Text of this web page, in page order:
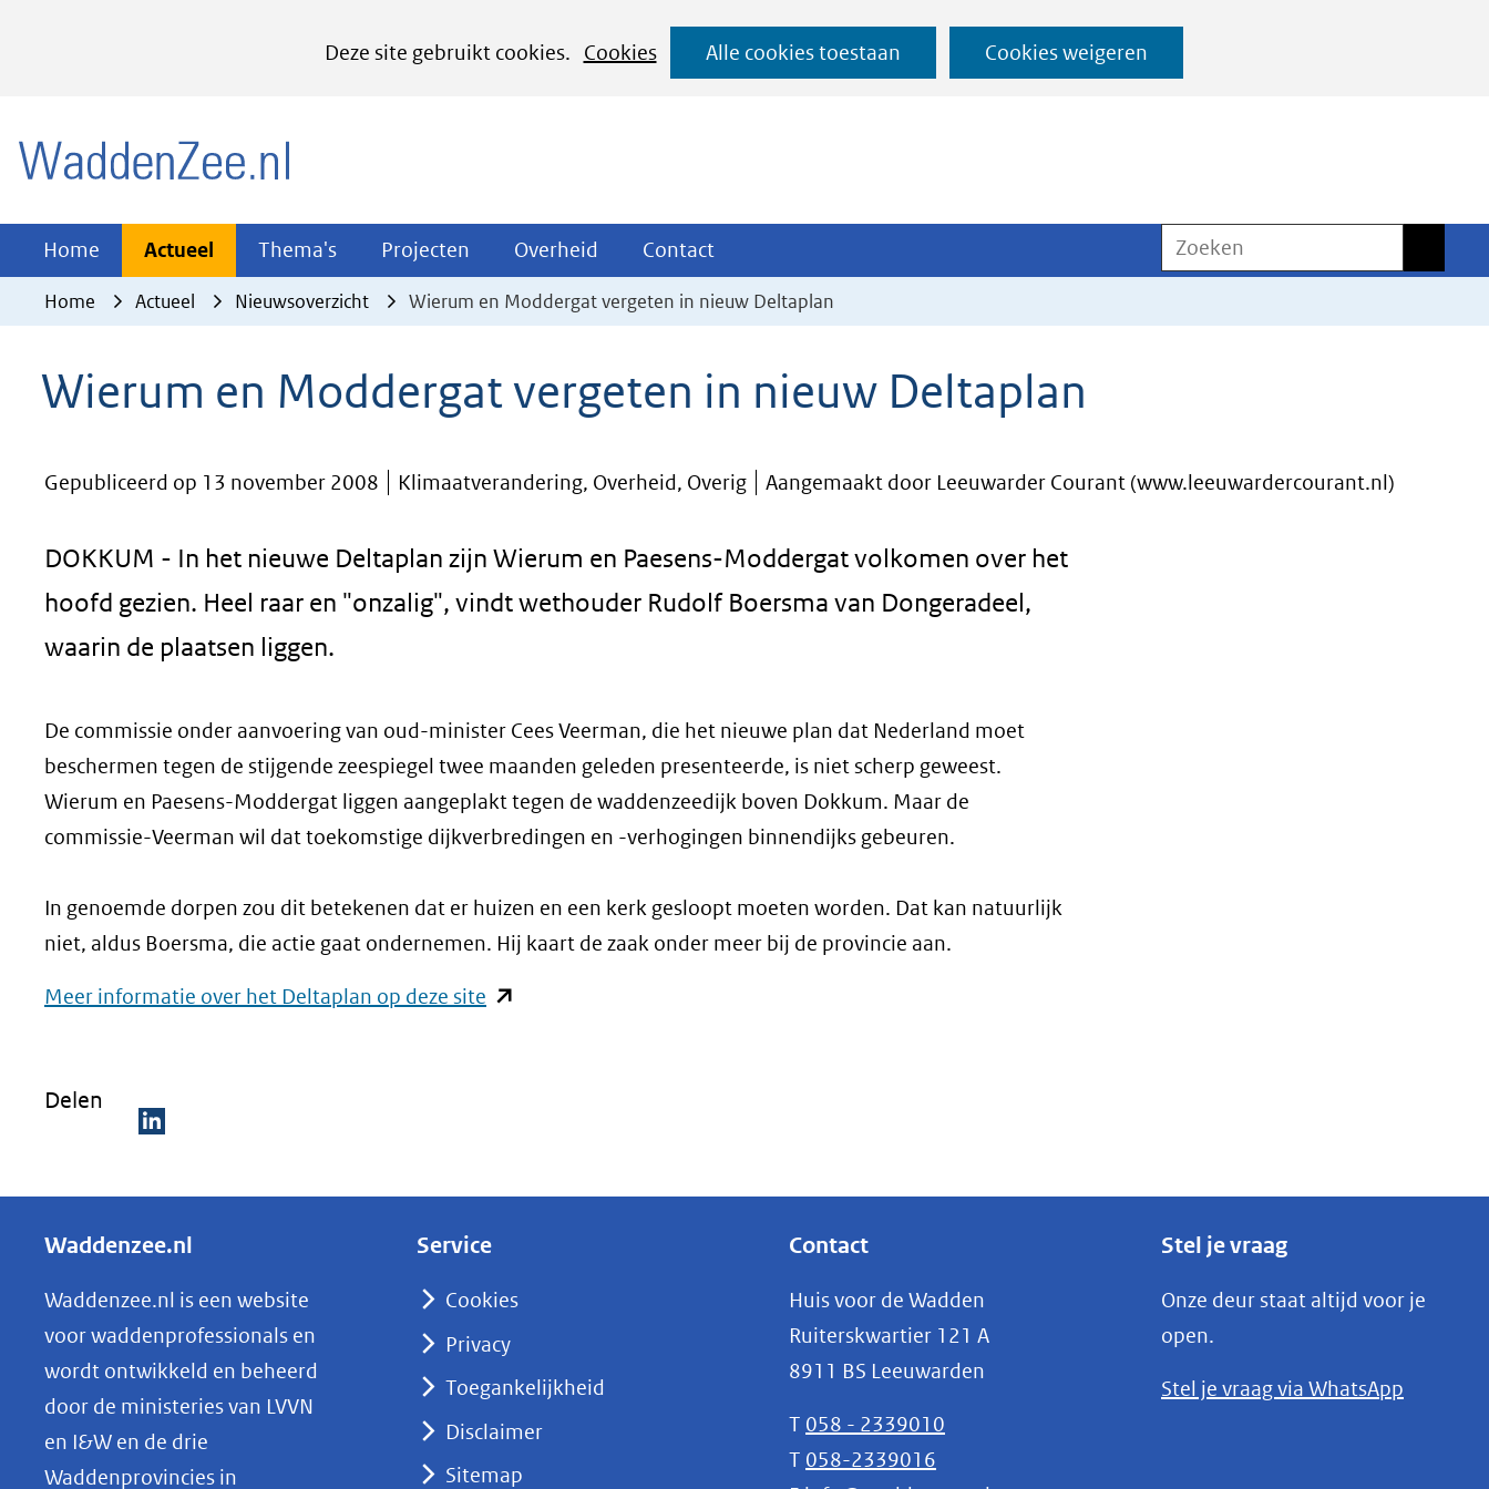
Deze site gebruikt cookies.
Cookies
het
cookies
website
worden
Alle cookies toestaan Cookies weigeren
Ga
naar
Home Actueel Actueel
Uitklappen
Thema's Thema's
Uitklappen
Projecten Projecten
Uitklappen
Overheid Overheid
Uitklappen
Contact
Uitklappen
Zoeken
Home Actueel Nieuwsoverzicht Wierum en Moddergat vergeten in nieuw Deltaplan
Wierum en Moddergat vergeten in nieuw Deltaplan
Gepubliceerd op 13 november 2008 Klimaatverandering, Overheid, Overig Aangemaakt door Leeuwarder Courant (www.leeuwardercourant.nl)
DOKKUM - In het nieuwe Deltaplan zijn Wierum en Paesens-Moddergat volkomen over het
hoofd gezien. Heel raar en "onzalig", vindt wethouder Rudolf Boersma van Dongeradeel,
waarin de plaatsen liggen.
De commissie onder aanvoering van oud-minister Cees Veerman, die het nieuwe plan dat Nederland moet
beschermen tegen de stijgende zeespiegel twee maanden geleden presenteerde, is niet scherp geweest.
Wierum en Paesens-Moddergat liggen aangeplakt tegen de waddenzeedijk boven Dokkum. Maar de
commissie-Veerman wil dat toekomstige dijkverbredingen en -verhogingen binnendijks gebeuren.
In genoemde dorpen zou dit betekenen dat er huizen en een kerk gesloopt moeten worden. Dat kan natuurlijk
niet, aldus Boersma, die actie gaat ondernemen. Hij kaart de zaak onder meer bij de provincie aan.
Meer informatie over het Deltaplan op deze site (opent
andere
Delen
e
e
n
o
p
L
Waddenzee.nl
Waddenzee.nl is een website
voor waddenprofessionals en
wordt ontwikkeld en beheerd
door de ministeries van LVVN
en I&W en de drie
Waddenprovincies in
Service
Cookies
Privacy
Toegankelijkheid
Disclaimer
Sitemap
Contact
Huis voor de Wadden
Ruiterskwartier 121 A
8911 BS Leeuwarden
T 058 - 2339010
T 058-2339016
Stel je vraag
Onze deur staat altijd voor je
open.
Stel je vraag via WhatsApp